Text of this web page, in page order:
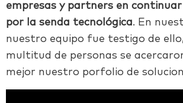
empresas y partners en
por la senda tecnológica. En
nuestro equipo fue testigo de
multitud de personas se
mejor nuestro porfolio de